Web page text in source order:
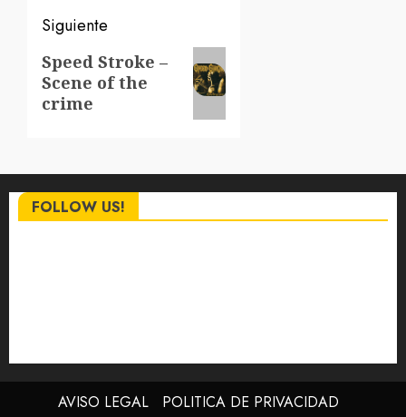
Siguiente
Siguiente
entrada:
Speed Stroke –
Scene of the
crime
FOLLOW US!
AVISO LEGAL
POLITICA DE PRIVACIDAD